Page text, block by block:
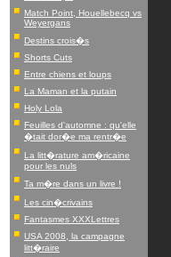
Match Point, Houellebecq vs
Weyergans
Destins crois�s
Shorts Cuts
Entre chiens et loups
La Maman et la putain
Holy Lola
Feuilles d'automne : qu'elle
�tait dor�e ma rentr�e
La litt�rature am�ricaine
pour les nuls
Ta m�re dans un livre !
Les cin�crivains
Fantasmes XXXLettres
USA 2008, la campagne
litt�raire